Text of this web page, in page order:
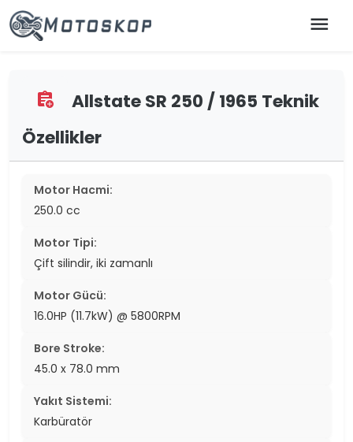
menu
assignment_add
Allstate SR 250 / 1965 Teknik
Özellikler
Motor Hacmi:
250.0 cc
Motor Tipi:
Çift silindir, iki zamanlı
Motor Gücü:
16.0HP (11.7kW) @ 5800RPM
Bore Stroke:
45.0 x 78.0 mm
Yakıt Sistemi:
Karbüratör